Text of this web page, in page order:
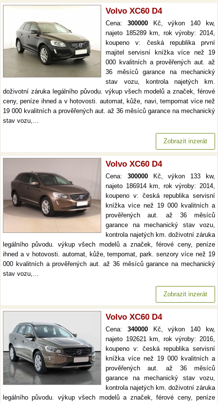
Volvo XC60 D4
Cena: 300000Kč, výkon 140 kw,
najeto 185289 km, rok výroby: 2014,
koupeno v: česká republika první
majitel servisní knížka více než 19
000 kvalitních a prověřených aut. až
36 měsíců garance na mechanický
stav vozu, kontrola najetých km.
doživotní záruka legálního původu. výkup všech modelů a značek, férové
ceny, peníze ihned a v hotovosti. automat, kůže, navi, tempomat více než
19 000 kvalitních a prověřených aut. až 36 měsíců garance na mechanický
stav vozu,…
Zobrazit inzerát
Volvo XC60 D4
Cena: 300000Kč, výkon 133 kw,
najeto 186914 km, rok výroby: 2014,
koupeno v: česká republika servisní
knížka více než 19 000 kvalitních a
prověřených aut. až 36 měsíců
garance na mechanický stav vozu,
kontrola najetých km. doživotní záruka
legálního původu. výkup všech modelů a značek, férové ceny, peníze
ihned a v hotovosti. automat, kůže, tempomat, park. senzory více než 19
000 kvalitních a prověřených aut. až 36 měsíců garance na mechanický
stav vozu,…
Zobrazit inzerát
Volvo XC60 D4
Cena: 340000Kč, výkon 140 kw,
najeto 192621 km, rok výroby: 2016,
koupeno v: česká republika servisní
knížka více než 19 000 kvalitních a
prověřených aut. až 36 měsíců
garance na mechanický stav vozu,
kontrola najetých km. doživotní záruka
legálního původu. výkup všech modelů a značek, férové ceny, peníze